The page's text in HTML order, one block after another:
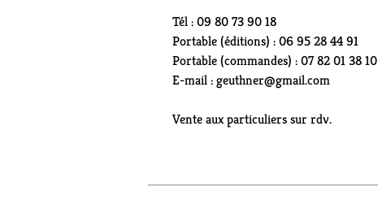
Tél : 09 80 73 90 18
Portable (éditions) : 06 95 28 44 91
Portable (commandes) : 07 82 01 38 10
E-mail : geuthner@gmail.com
Vente aux particuliers sur rdv.